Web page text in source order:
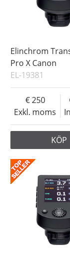
Elinchrom
Pro X Canon
EL-19381
Exkl. moms
250
KÖP